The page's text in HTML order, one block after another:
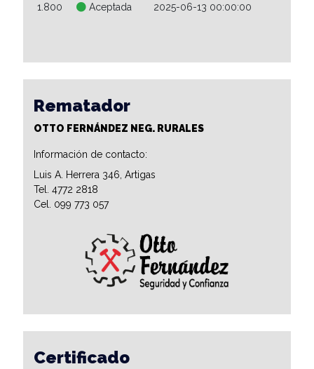
1.800
Aceptada 2025-06-13 00:00:00
Rematador
OTTO FERNÁNDEZ NEG. RURALES
Información de contacto:
Luis A. Herrera 346, Artigas
Tel. 4772 2818
Cel. 099 773 057
Certificado